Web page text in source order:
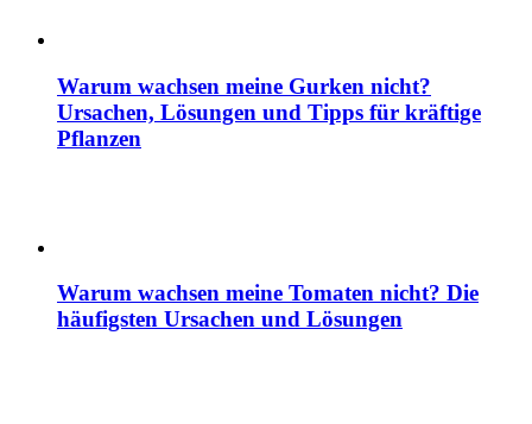
Warum wachsen meine Gurken nicht?
Ursachen, Lösungen und Tipps für kräftige
Pflanzen
Warum wachsen meine Tomaten nicht? Die
häufigsten Ursachen und Lösungen